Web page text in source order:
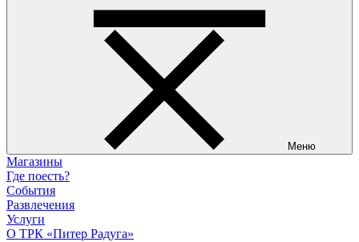
Меню
Магазины
Где поесть?
События
Развлечения
Услуги
О ТРК «Питер Радуга»